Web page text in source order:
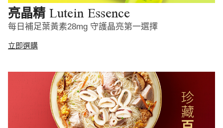
亮晶精 Lutein Essence
每日補足葉黃素28mg 守護晶亮第一選擇
立即選購